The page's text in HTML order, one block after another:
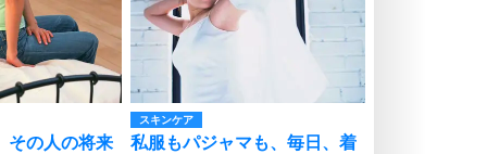
その人の将来
スキンケア
私服もパジャマも、毎日、着